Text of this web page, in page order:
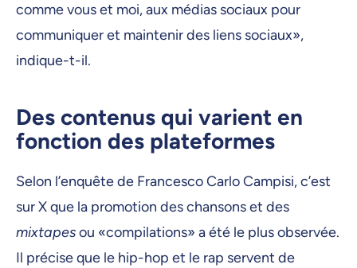
comme vous et moi, aux médias sociaux pour
communiquer et maintenir des liens sociaux»,
indique-t-il.
Des contenus qui varient en
fonction des plateformes
Selon l’enquête de Francesco Carlo Campisi, c’est
sur X que la promotion des chansons et des
mixtapesou «compilations» a été le plus observée.
Il précise que le hip-hop et le rap servent de